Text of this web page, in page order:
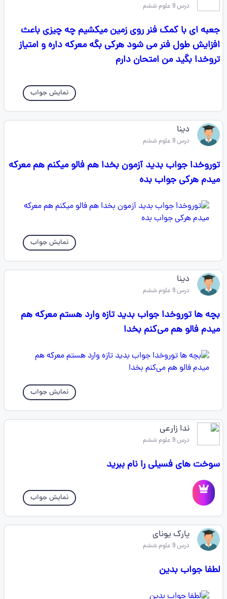
درس 9 علوم ششم
جعبه ای با کمک فنر روی زمین میکشیم چه چیزی باعث
افزایش طول فنر می شود هرکی بگه معرکه داره و امتیاز
تروخدا بگيد من امتحان دارم
نمایش جواب
دینا
درس 9 علوم ششم
توروخدا جواب بدید آزمون بخدا هم فالو میکنم هم معرکه
میدم هرکی جواب بده
نمایش جواب
دینا
درس 9 علوم ششم
بچه ها توروخدا جواب بدید تازه وارد هستم معرکه هم
میدم فالو هم می‌کنم بخدا
نمایش جواب
ندا زارعی
درس 9 علوم ششم
سوخت های فسیلی را نام ببرید
نمایش جواب
پارک یونای
درس 9 علوم ششم
لطفا جواب بدین